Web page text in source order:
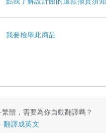
我要檢舉此商品
體，需要為你自動翻譯嗎？
翻譯成英文